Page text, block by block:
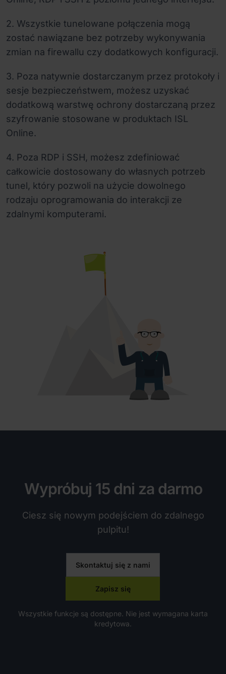
2. Wszystkie tunelowane połączenia mogą
zostać nawiązane bez potrzeby wykonywania
zmian na firewallu czy dodatkowych konfiguracji.
3. Poza natywnie dostarczanym przez protokoły i
sesje bezpieczeństwem, możesz uzyskać
dodatkową warstwę ochrony dostarczaną przez
szyfrowanie stosowane w produktach ISL
Online.
4. Poza RDP i SSH, możesz zdefiniować
całkowicie dostosowany do własnych potrzeb
tunel, który pozwoli na użycie dowolnego
rodzaju oprogramowania do interakcji ze
zdalnymi komputerami.
Wypróbuj 15 dni za darmo
Ciesz się nowym podejściem do zdalnego
pulpitu!
Skontaktuj się z nami
Zapisz się
Wszystkie funkcje są dostępne. Nie jest wymagana karta
kredytowa.